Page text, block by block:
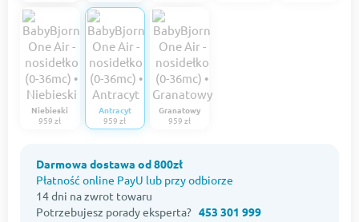
Niebieski
959 zł
Antracyt
959 zł
Granatowy
959 zł
Darmowa dostawa od 800zł
Płatność online PayU lub przy odbiorze
14 dni na zwrot towaru
Potrzebujesz porady eksperta? 453 301 999